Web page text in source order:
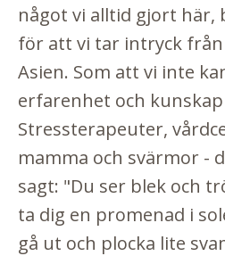
något vi alltid gjort här,
för att vi tar intryck
Asien. Som att vi inte
erfarenhet och kunskap
Stressterapeuter,
mamma och svärmor -
sagt: "Du ser blek och
ta dig en promenad i
gå ut och plocka lite